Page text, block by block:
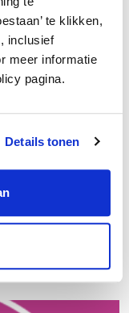
te klikken,
inclusief
meer informatie
pagina.
Details tonen